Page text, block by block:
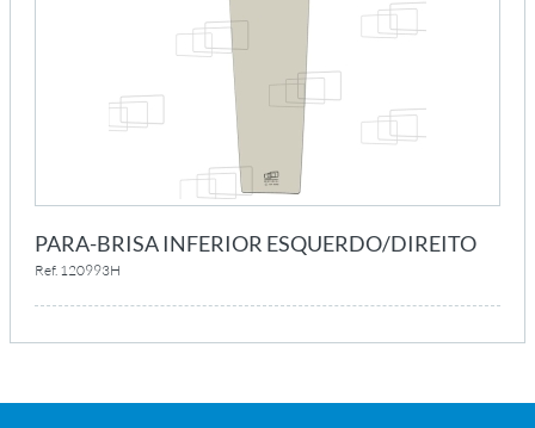
PARA-BRISA INFERIOR ESQUERDO/DIREITO
Ref. 120993H